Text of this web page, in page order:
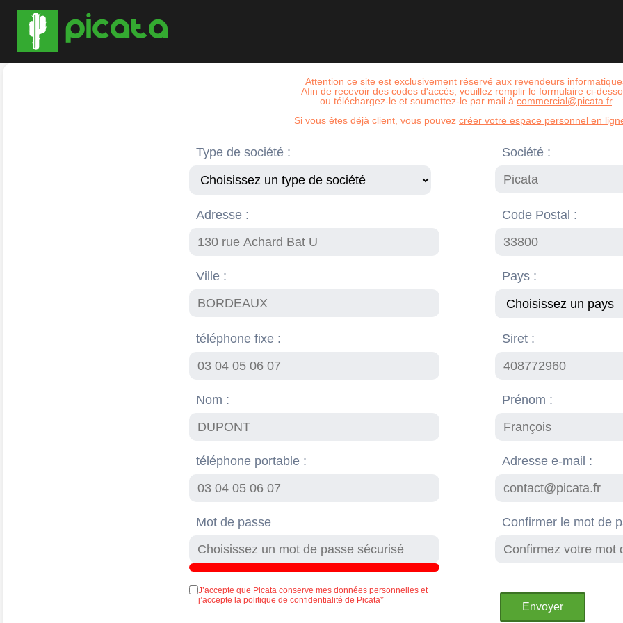
Attention ce site est exclusivement réservé aux revendeurs
Afin de recevoir des codes d'accès, veuillez remplir le formulaire ci-
ou téléchargez-le et soumettez-le par mail à commercial@picata.fr.
Si vous êtes déjà client, vous pouvez créer votre espace personnel en
Type de société : Société :
Adresse : Code Postal :
Ville : Pays :
téléphone fixe : Siret :
Nom : Prénom :
téléphone portable : Adresse e-mail :
Mot de passe Confirmer le mot de
J’accepte que Picata conserve mes données personnelles et
j’accepte la politique de confidentialité de Picata*
Envoyer